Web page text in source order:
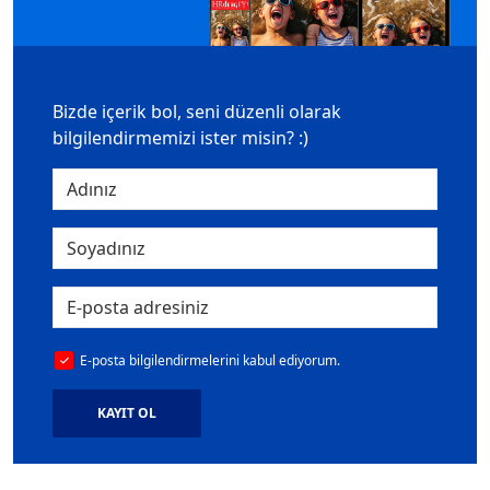
Bizde içerik bol, seni düzenli olarak
bilgilendirmemizi ister misin? :)
E-posta bilgilendirmelerini kabul ediyorum.
KAYIT OL